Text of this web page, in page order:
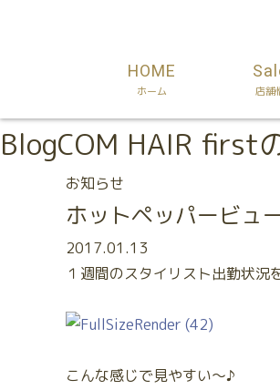
HOME
ホーム 店舗
BlogCOM HAIR first
お知らせ
ホットペッパービュ
2017.01.13
１週間のスタイリスト出勤状況
こんな感じで見やすい～♪